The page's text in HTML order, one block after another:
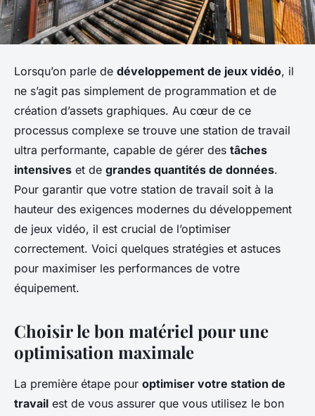
Lorsqu’on parle de développement de jeux vidéo, il
ne s’agit pas simplement de programmation et de
création d’assets graphiques. Au cœur de ce
processus complexe se trouve une station de travail
ultra performante, capable de gérer des tâches
intensives et de grandes quantités de données.
Pour garantir que votre station de travail soit à la
hauteur des exigences modernes du développement
de jeux vidéo, il est crucial de l’optimiser
correctement. Voici quelques stratégies et astuces
pour maximiser les performances de votre
équipement.
Choisir le bon matériel pour une
optimisation maximale
La première étape pour optimiser votre station de
travail est de vous assurer que vous utilisez le bon